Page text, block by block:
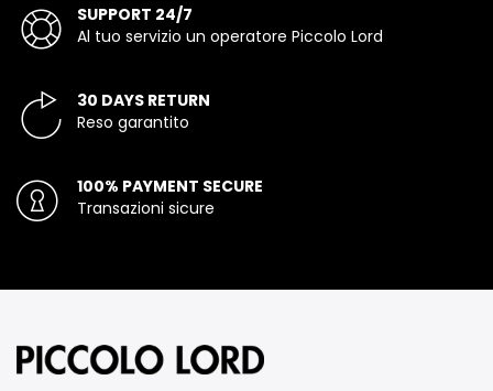
SUPPORT 24/7
Al tuo servizio un operatore Piccolo Lord
30 DAYS RETURN
Reso garantito
100% PAYMENT SECURE
Transazioni sicure